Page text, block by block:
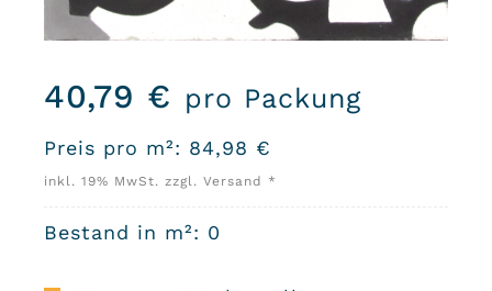
40,79 € pro Packung
Preis pro m²: 84,98 €
inkl. 19% MwSt. zzgl. Versand *
Bestand in m²: 0